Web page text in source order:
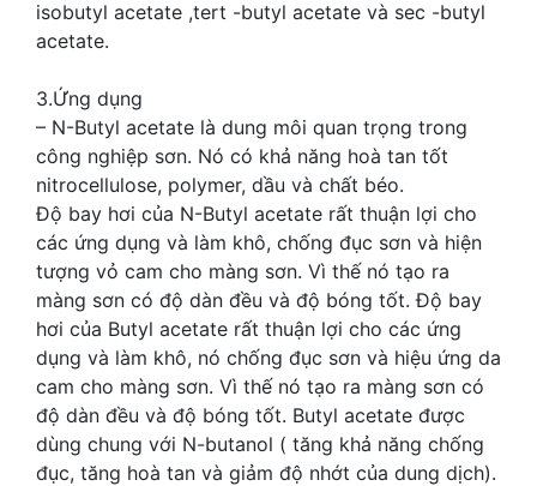
isobutyl acetate ,tert -butyl acetate và sec -butyl
acetate.
3.Ứng dụng
– N-Butyl acetate là dung môi quan trọng trong
công nghiệp sơn. Nó có khả năng hoà tan tốt
nitrocellulose, polymer, dầu và chất béo.
Độ bay hơi của N-Butyl acetate rất thuận lợi cho
các ứng dụng và làm khô, chống đục sơn và hiện
tượng vỏ cam cho màng sơn. Vì thế nó tạo ra
màng sơn có độ dàn đều và độ bóng tốt. Độ bay
hơi của Butyl acetate rất thuận lợi cho các ứng
dụng và làm khô, nó chống đục sơn và hiệu ứng da
cam cho màng sơn. Vì thế nó tạo ra màng sơn có
độ dàn đều và độ bóng tốt. Butyl acetate được
dùng chung với N-butanol ( tăng khả năng chống
đục, tăng hoà tan và giảm độ nhớt của dung dịch).